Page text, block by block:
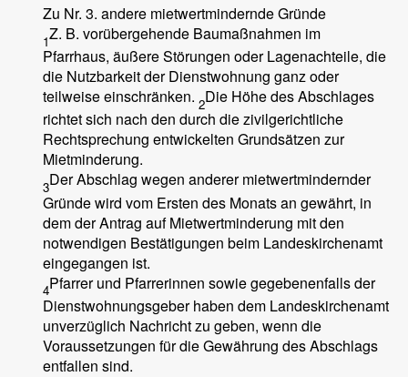
Zu Nr. 3. andere mietwertmindernde Gründe
1Z. B. vorübergehende Baumaßnahmen im
Pfarrhaus, äußere Störungen oder Lagenachteile, die
die Nutzbarkeit der Dienstwohnung ganz oder
teilweise einschränken. 2Die Höhe des Abschlages
richtet sich nach den durch die zivilgerichtliche
Rechtsprechung entwickelten Grundsätzen zur
Mietminderung.
3Der Abschlag wegen anderer mietwertmindernder
Gründe wird vom Ersten des Monats an gewährt, in
dem der Antrag auf Mietwertminderung mit den
notwendigen Bestätigungen beim Landeskirchenamt
eingegangen ist.
4Pfarrer und Pfarrerinnen sowie gegebenenfalls der
Dienstwohnungsgeber haben dem Landeskirchenamt
unverzüglich Nachricht zu geben, wenn die
Voraussetzungen für die Gewährung des Abschlags
entfallen sind.